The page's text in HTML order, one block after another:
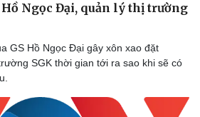
Hồ Ngọc Đại, quản lý thị trường
GS Hồ Ngọc Đại gây xôn xao đặt
SGK thời gian tới ra sao khi sẽ có